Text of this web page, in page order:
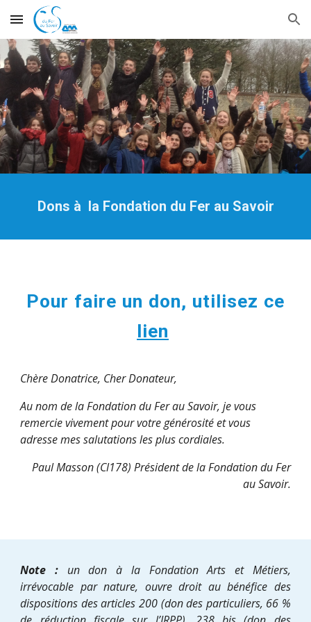
Skip to main content Skip to navigation
Dons à la Fondation du Fer au Savoir
Pour faire un don, utilisez ce
lien
Chère Donatrice, Cher Donateur,
Au nom de la Fondation du Fer au Savoir, je vous
remercie vivement pour votre générosité et vous
adresse mes salutations les plus cordiales.
Paul Masson (Cl178) Président de la Fondation du Fer
au Savoir.
Note : un don à la Fondation Arts et Métiers,
irrévocable par nature, ouvre droit au bénéfice des
dispositions des articles 200 (don des particuliers, 66 %